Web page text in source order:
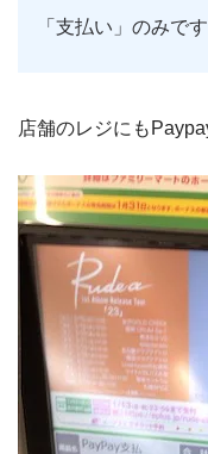
「支払い」のみです
店舗のレジにも